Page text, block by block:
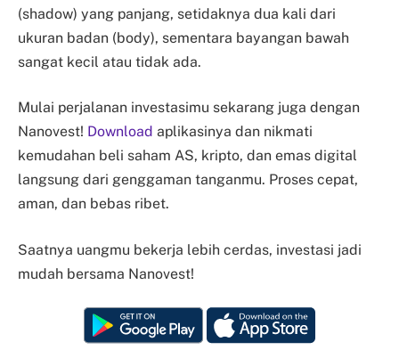
(shadow) yang panjang, setidaknya dua kali dari
ukuran badan (body), sementara bayangan bawah
sangat kecil atau tidak ada.
Mulai perjalanan investasimu sekarang juga dengan
Nanovest! Download aplikasinya dan nikmati
kemudahan beli saham AS, kripto, dan emas digital
langsung dari genggaman tanganmu. Proses cepat,
aman, dan bebas ribet.
Saatnya uangmu bekerja lebih cerdas, investasi jadi
mudah bersama Nanovest!